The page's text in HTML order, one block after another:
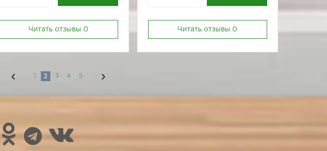
Читать отзывы 0 Читать отзывы 0
2 3 4 5